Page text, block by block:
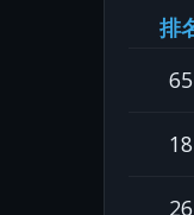
排
65
18
26